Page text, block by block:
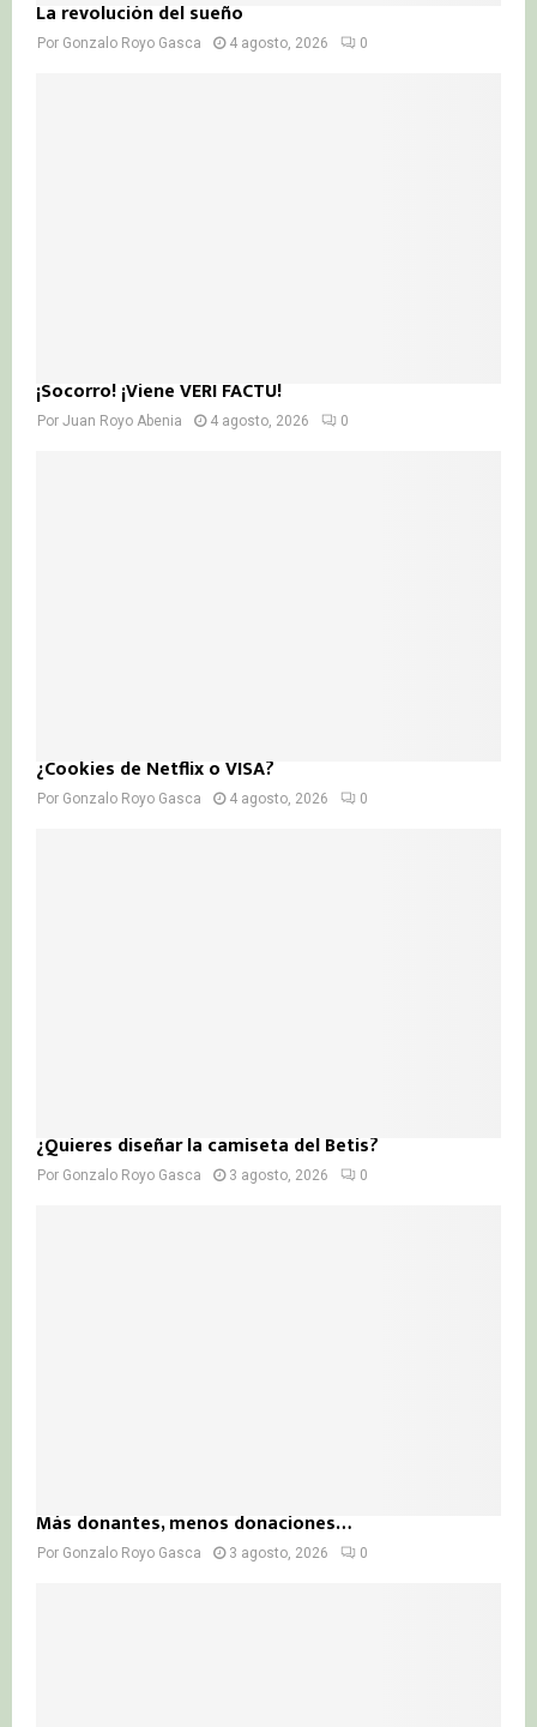
La revolución del sueño
Por Gonzalo Royo Gasca 4 agosto, 2026 0
¡Socorro! ¡Viene VERI FACTU!
Por Juan Royo Abenia 4 agosto, 2026 0
¿Cookies de Netflix o VISA?
Por Gonzalo Royo Gasca 4 agosto, 2026 0
¿Quieres diseñar la camiseta del Betis?
Por Gonzalo Royo Gasca 3 agosto, 2026 0
Más donantes, menos donaciones…
Por Gonzalo Royo Gasca 3 agosto, 2026 0